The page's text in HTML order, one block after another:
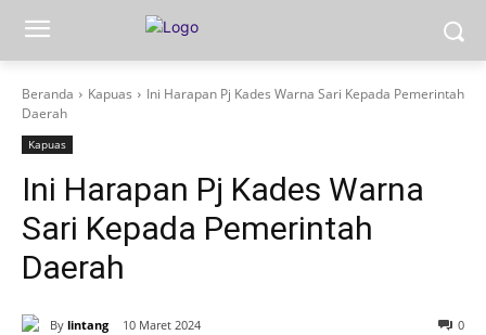
Beranda Kapuas
Ini Harapan Pj Kades Warna Sari Kepada Pemerintah
Daerah
Kapuas
Ini Harapan Pj Kades Warna
Sari Kepada Pemerintah
Daerah
By lintang 10 Maret 2024 0